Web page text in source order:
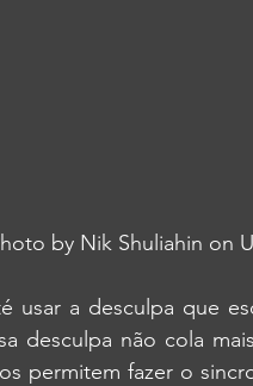
by Nik Shuliahin on
usar a desculpa que
desculpa não cola
permitem fazer o